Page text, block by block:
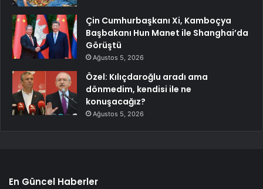
Çin Cumhurbaşkanı Xi, Kamboçya
Başbakanı Hun Manet ile Shanghai’da
Görüştü
Ağustos 5, 2026
Özel: Kılıçdaroğlu aradı ama
dönmedim, kendisi ile ne
konuşacağız?
Ağustos 5, 2026
En Güncel Haberler